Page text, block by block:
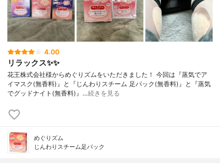
4.00
リラックス✨✨
花王株式会社様からめぐりズムをいただきました！ 今回は『蒸気でア
イマスク(無香料)』と『じんわりスチーム 足パック(無香料)』と『蒸気
でグッドナイト(無香料)』…続きを見る
めぐりズム
じんわりスチーム足パック